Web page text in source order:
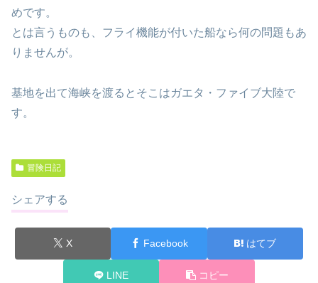
めです。
とは言うものも、フライ機能が付いた船なら何の問題もあ
りませんが。
基地を出て海峡を渡るとそこはガエタ・ファイブ大陸で
す。
冒険日記
シェアする
X Facebook はてブ
LINE コピー